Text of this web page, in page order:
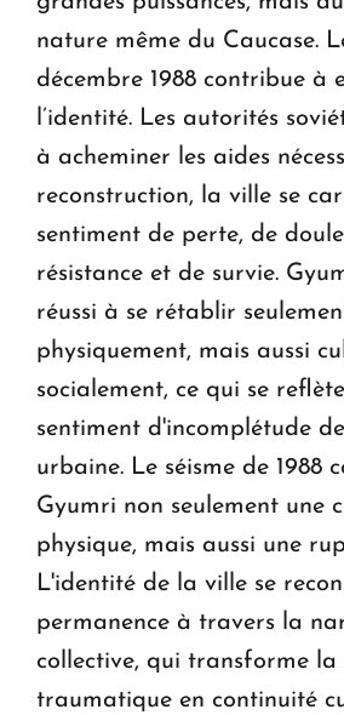
nature même du Caucase.
décembre 1988 contribue à
l’identité. Les autorités
à acheminer les aides
reconstruction, la ville se
sentiment de perte, de
résistance et de survie.
réussi à se rétablir
physiquement, mais aussi
socialement, ce qui se
sentiment d'incomplétude
urbaine. Le séisme de 1988
Gyumri non seulement une
physique, mais aussi une
L'identité de la ville se
permanence à travers la
collective, qui transforme la
traumatique en continuité